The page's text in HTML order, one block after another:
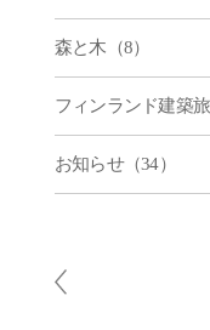
森と木（8）
フィンランド建築旅
お知らせ（34）